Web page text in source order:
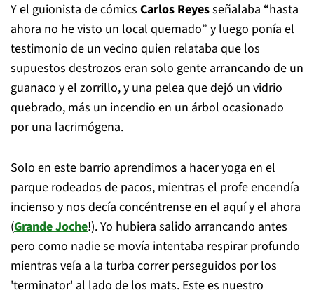
Y el guionista de cómics Carlos Reyesseñalaba “hasta
ahora no he visto un local quemado” y luego ponía el
testimonio de un vecino quien relataba que los
supuestos destrozos eran solo gente arrancando de un
guanaco y el zorrillo, y una pelea que dejó un vidrio
quebrado, más un incendio en un árbol ocasionado
por una lacrimógena.
Solo en este barrio aprendimos a hacer yoga en el
parque rodeados de pacos, mientras el profe encendía
incienso y nos decía concéntrense en el aquí y el ahora
(Grande Joche!). Yo hubiera salido arrancando antes
pero como nadie se movía intentaba respirar profundo
mientras veía a la turba correr perseguidos por los
'terminator' al lado de los mats. Este es nuestro